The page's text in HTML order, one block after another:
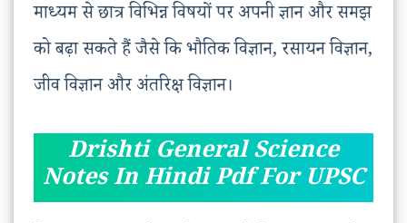
माध्यम से छात्र विभिन्न विषयों पर अपनी ज्ञान और समझ
को बढ़ा सकते हैं जैसे कि भौतिक विज्ञान, रसायन विज्ञान,
जीव विज्ञान और अंतरिक्ष विज्ञान।
Drishti General Science
Notes In Hindi Pdf For UPSC